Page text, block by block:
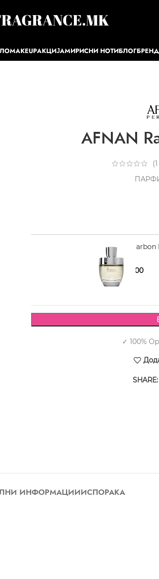
MAKEUPАКЦИЈАМИРИСНИ НОТИБЛОГ
AFNAN
(1
AFNAN Rare
2.690,001.990,00
✓ 100%
SHARE:
ИНФОРМАЦИИИСПОРАКА